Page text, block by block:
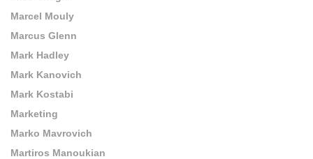
Marcel Mouly
Marcus Glenn
Mark Hadley
Mark Kanovich
Mark Kostabi
Marketing
Marko Mavrovich
Martiros Manoukian